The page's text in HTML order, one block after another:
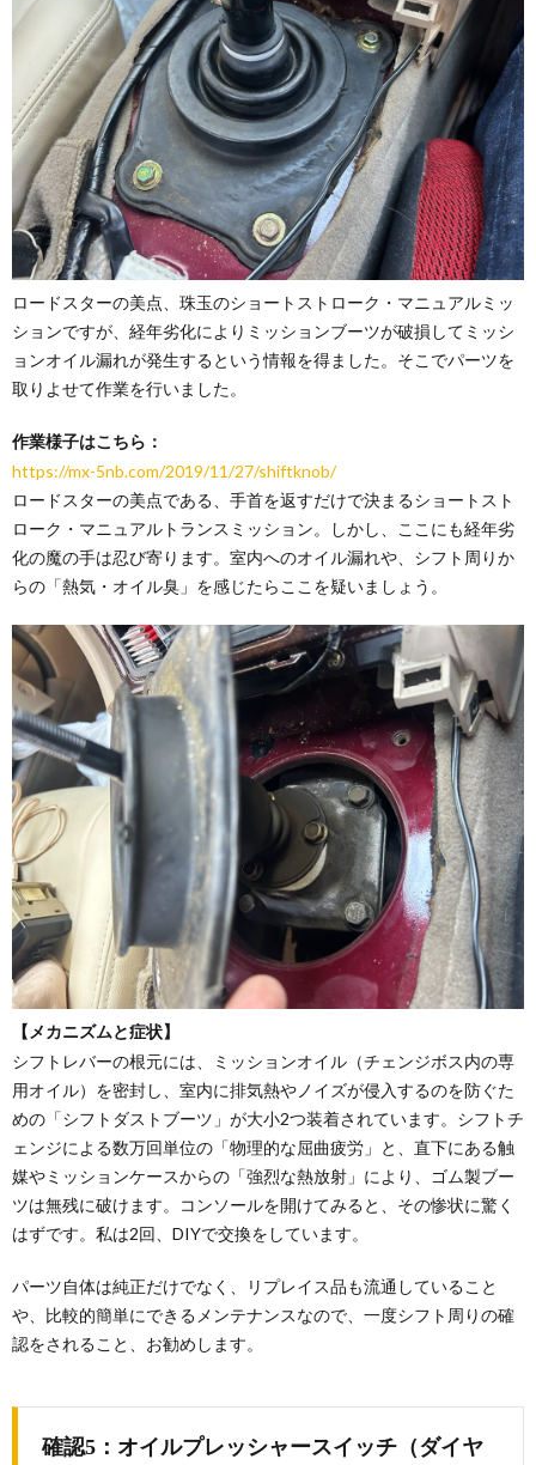
ロードスターの美点、珠玉のショートストローク・マニュアルミッ
ションですが、経年劣化によりミッションブーツが破損してミッシ
ョンオイル漏れが発生するという情報を得ました。そこでパーツを
取りよせて作業を行いました。
作業様子はこちら：
https://mx-5nb.com/2019/11/27/shiftknob/
ロードスターの美点である、手首を返すだけで決まるショートスト
ローク・マニュアルトランスミッション。しかし、ここにも経年劣
化の魔の手は忍び寄ります。室内へのオイル漏れや、シフト周りか
らの「熱気・オイル臭」を感じたらここを疑いましょう。
【メカニズムと症状】
シフトレバーの根元には、ミッションオイル（チェンジボス内の専
用オイル）を密封し、室内に排気熱やノイズが侵入するのを防ぐた
めの「シフトダストブーツ」が大小2つ装着されています。シフトチ
ェンジによる数万回単位の「物理的な屈曲疲労」と、直下にある触
媒やミッションケースからの「強烈な熱放射」により、ゴム製ブー
ツは無残に破けます。コンソールを開けてみると、その惨状に驚く
はずです。私は2回、DIYで交換をしています。
パーツ自体は純正だけでなく、リプレイス品も流通していること
や、比較的簡単にできるメンテナンスなので、一度シフト周りの確
認をされること、お勧めします。
確認5：オイルプレッシャースイッチ（ダイヤ